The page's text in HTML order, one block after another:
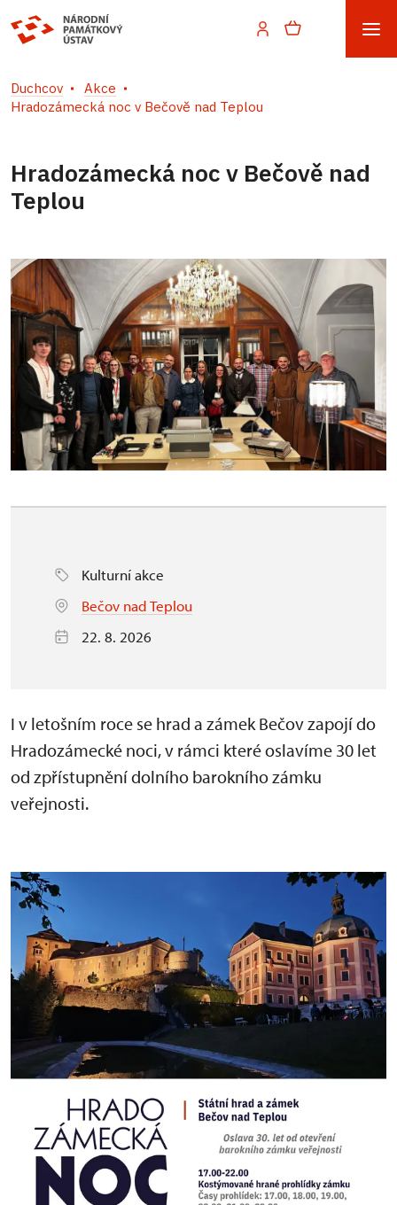
Duchcov
Akce
Hradozámecká noc v Bečově nad Teplou
Hradozámecká noc v Bečově nad
Teplou
Kulturní akce
Bečov nad Teplou
22. 8. 2026
I v letošním roce se hrad a zámek Bečov zapojí do
Hradozámecké noci, v rámci které oslavíme 30 let
od zpřístupnění dolního barokního zámku
veřejnosti.